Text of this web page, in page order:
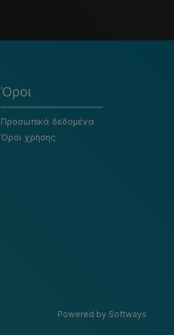
Όροι
Προσωπικά δεδομένα
Όροι χρήσης
Powered by Softways